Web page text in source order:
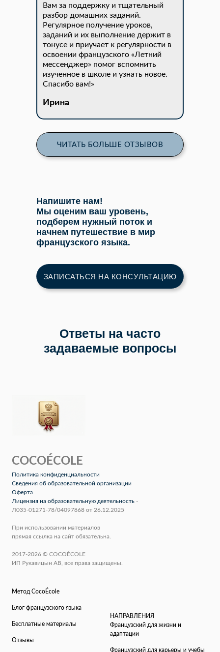
Вам за поддержку и тщательный
разбор домашних заданий.
Регулярное получение уроков,
заданий и их выполнение держит в
тонусе и приучает к регулярности в
освоении французского «Летний
мессенджер» помог вспомнить
изученное в школе и узнать новое.
Спасибо вам!»
Ирина
ЧИТАТЬ БОЛЬШЕ ОТЗЫВОВ
ЗАПИСАТЬСЯ НА КОНСУЛЬТАЦИЮ
Напишите нам!
Мы оценим ваш уровень,
подберем нужный поток и
начнем путешествие в мир
французского языка.
Ответы на часто
задаваемые вопросы
COCOÉCOLE
Политика конфиденциальности
Сведения об образовательной организации
Оферта
Лицензия на образовательную деятельность -
Л035-01271-78/04097868 от 26.12.2025
При использовании материалов
прямая ссылка на сайт обязательна.
2017-2026 © COCOÉCOLE
ИП Рукавицын АВ, все права защищены.
Метод CocoÉcole
Блог французского языка
Бесплатные материалы
Отзывы
НАПРАВЛЕНИЯ
Французский для жизни и
адаптации
Французский для карьеры и учебы